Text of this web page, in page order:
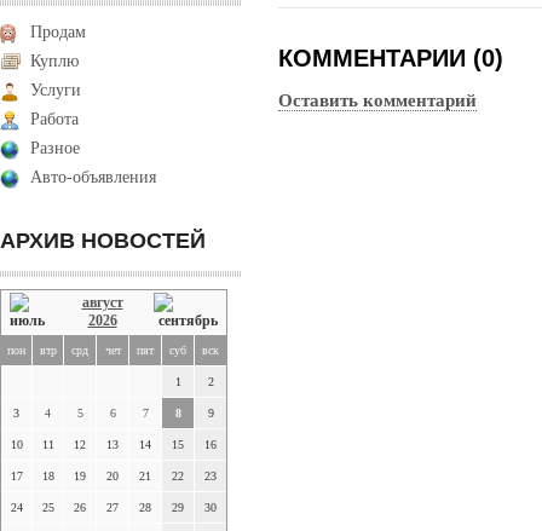
Продам
Куплю
Услуги
Работа
Разное
Авто-объявления
АРХИВ НОВОСТЕЙ
август
2026
пон втр срд чет пят суб вск
1 2
3 4 5 6 7 8 9
10 11 12 13 14 15 16
17 18 19 20 21 22 23
24 25 26 27 28 29 30
КОММЕНТАРИИ (0)
Оставить комментарий